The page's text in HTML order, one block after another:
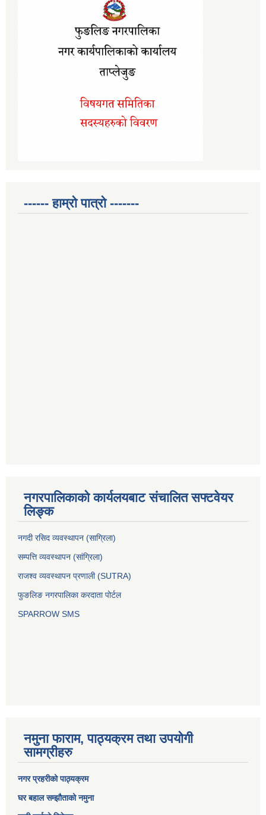
------ हाम्रो पात्रो -------
नगरपालिकाको कार्यलयबाट संचालित सफ्टवेयर
लिङ्क
नगदी रसिद व्यवस्थापन (साग्रिला)
सम्पत्ति व्यवस्थापन (सांग्रिला)
राजश्व व्यवस्थापन प्रणाली (SUTRA)
फुङलिङ नगरपालिका करदाता पोर्टल
SPARROW SMS
नमुना फाराम, पाठ्यक्रम तथा उपयोगी
सामग्रीहरु
नगर प्रहरीको पाठ्यक्रम
घर बहाल सम्झौताको नमुना